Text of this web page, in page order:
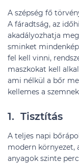
A szépség fő
A fáradtság, az
akadályozhatja
sminket
fel kell vinni,
maszkokat kell
ami nélkül a bőr
kellemes a
1. Tisztítás
A teljes napi
modern környezet,
anyagok szinte